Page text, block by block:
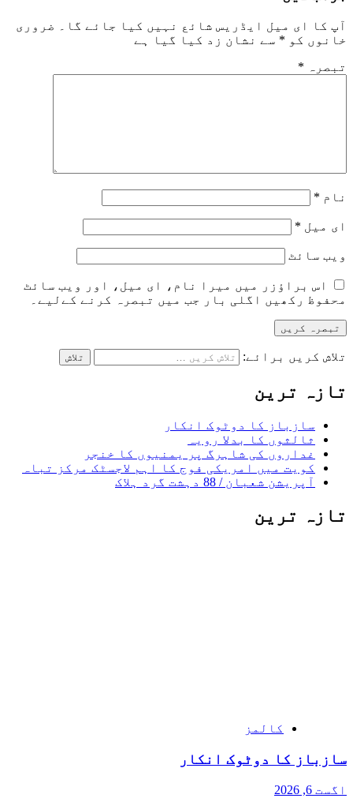
آپ کا ای میل ایڈریس شائع نہیں کیا جائے گا۔
ضروری
خانوں کو * سے نشان زد کیا گیا ہے
تبصرہ *
نام *
ای میل *
ویب‌ سائٹ
اس براؤزر میں میرا نام، ای میل، اور ویب سائٹ
محفوظ رکھیں اگلی بار جب میں تبصرہ کرنے کےلیے۔
تلاش کریں برائے:
تازہ ترین
سازباز کا دوٹوک انکار
ثالثوں کا بدلا رویہ
غداروں کی شاہرگ پر یمنیوں کا خنجر
کویت میں امریکی فوج کا اہم لاجسٹک مرکز تباہ
آپریشن شعبان / 88 دہشت گرد ہلاک
تازہ ترین
کالمز
سازباز کا دوٹوک انکار
اگست 6, 2026